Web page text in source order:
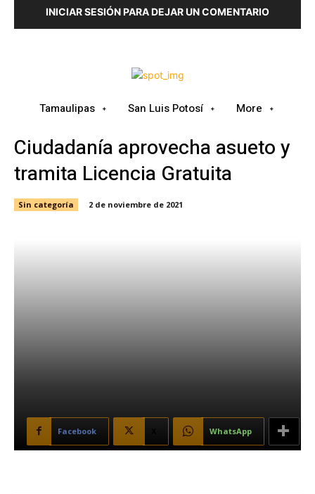
INICIAR SESIÓN PARA DEJAR UN COMENTARIO